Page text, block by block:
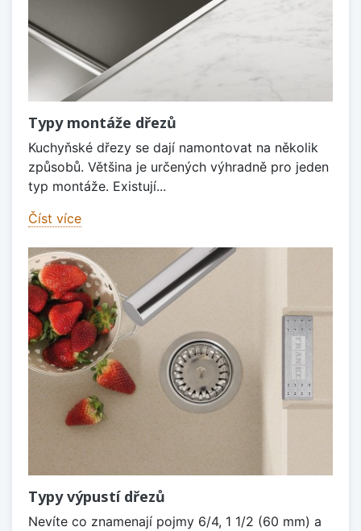
Typy montáže dřezů
Kuchyňské dřezy se dají namontovat na několik
způsobů. Většina je určených výhradně pro jeden
typ montáže. Existují...
Číst více
Typy výpustí dřezů
Nevíte co znamenají pojmy 6/4, 1 1/2 (60 mm) a